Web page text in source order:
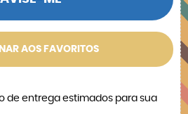
AOS FAVORITOS
de entrega estimados para sua